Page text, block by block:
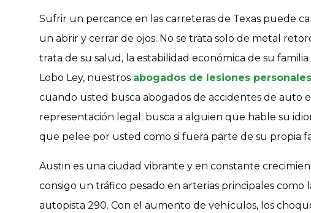
Sufrir un percance en las carreteras de Texas puede
un abrir y cerrar de ojos. No se trata solo de metal
trata de su salud, la estabilidad económica de su
Lobo Ley, nuestros abogados de lesiones
cuando usted busca abogados de accidentes de auto
representación legal; busca a alguien que hable su
que pelee por usted como si fuera parte de su propia
Austin es una ciudad vibrante y en constante
consigo un tráfico pesado en arterias principales como
autopista 290. Con el aumento de vehículos, los